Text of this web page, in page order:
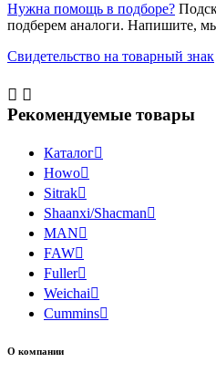
Нужна помощь в подборе?
подберем аналоги. Напишите,
Свидетельство на товарный знак
 
Рекомендуемые товары
Каталог
Howo
Sitrak
Shaanxi/Shacman
MAN
FAW
Fuller
Weichai
Cummins
О компании